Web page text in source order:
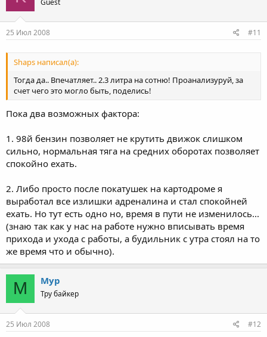
25 Июл 2008 #11
Shaps написал(а):
Тогда да.. Впечатляет.. 2.3 литра на сотню! Проанализуруй, за
счет чего это могло быть, поделись!
Пока два возможных фактора:
1. 98й бензин позволяет не крутить движок слишком
сильно, нормальная тяга на средних оборотах позволяет
спокойно ехать.
2. Либо просто после покатушек на картодроме я
выработал все излишки адреналина и стал спокойней
ехать. Но тут есть одно но, время в пути не изменилось...
(знаю так как у нас на работе нужно вписывать время
прихода и ухода с работы, а будильник с утра стоял на то
же время что и обычно).
М Мур
Тру байкер
25 Июл 2008 #12